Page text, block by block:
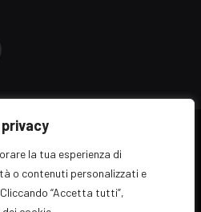
la tua esperienza di
o contenuti personalizzati e
“Accetta tutti”,
Designed by ARvis.it
giornalistica di carattere generalista
di Roma - Numero 389/2008
Roani - ISSN: 2036-783X
88 - 00198 Roma CF/PI/R.I.